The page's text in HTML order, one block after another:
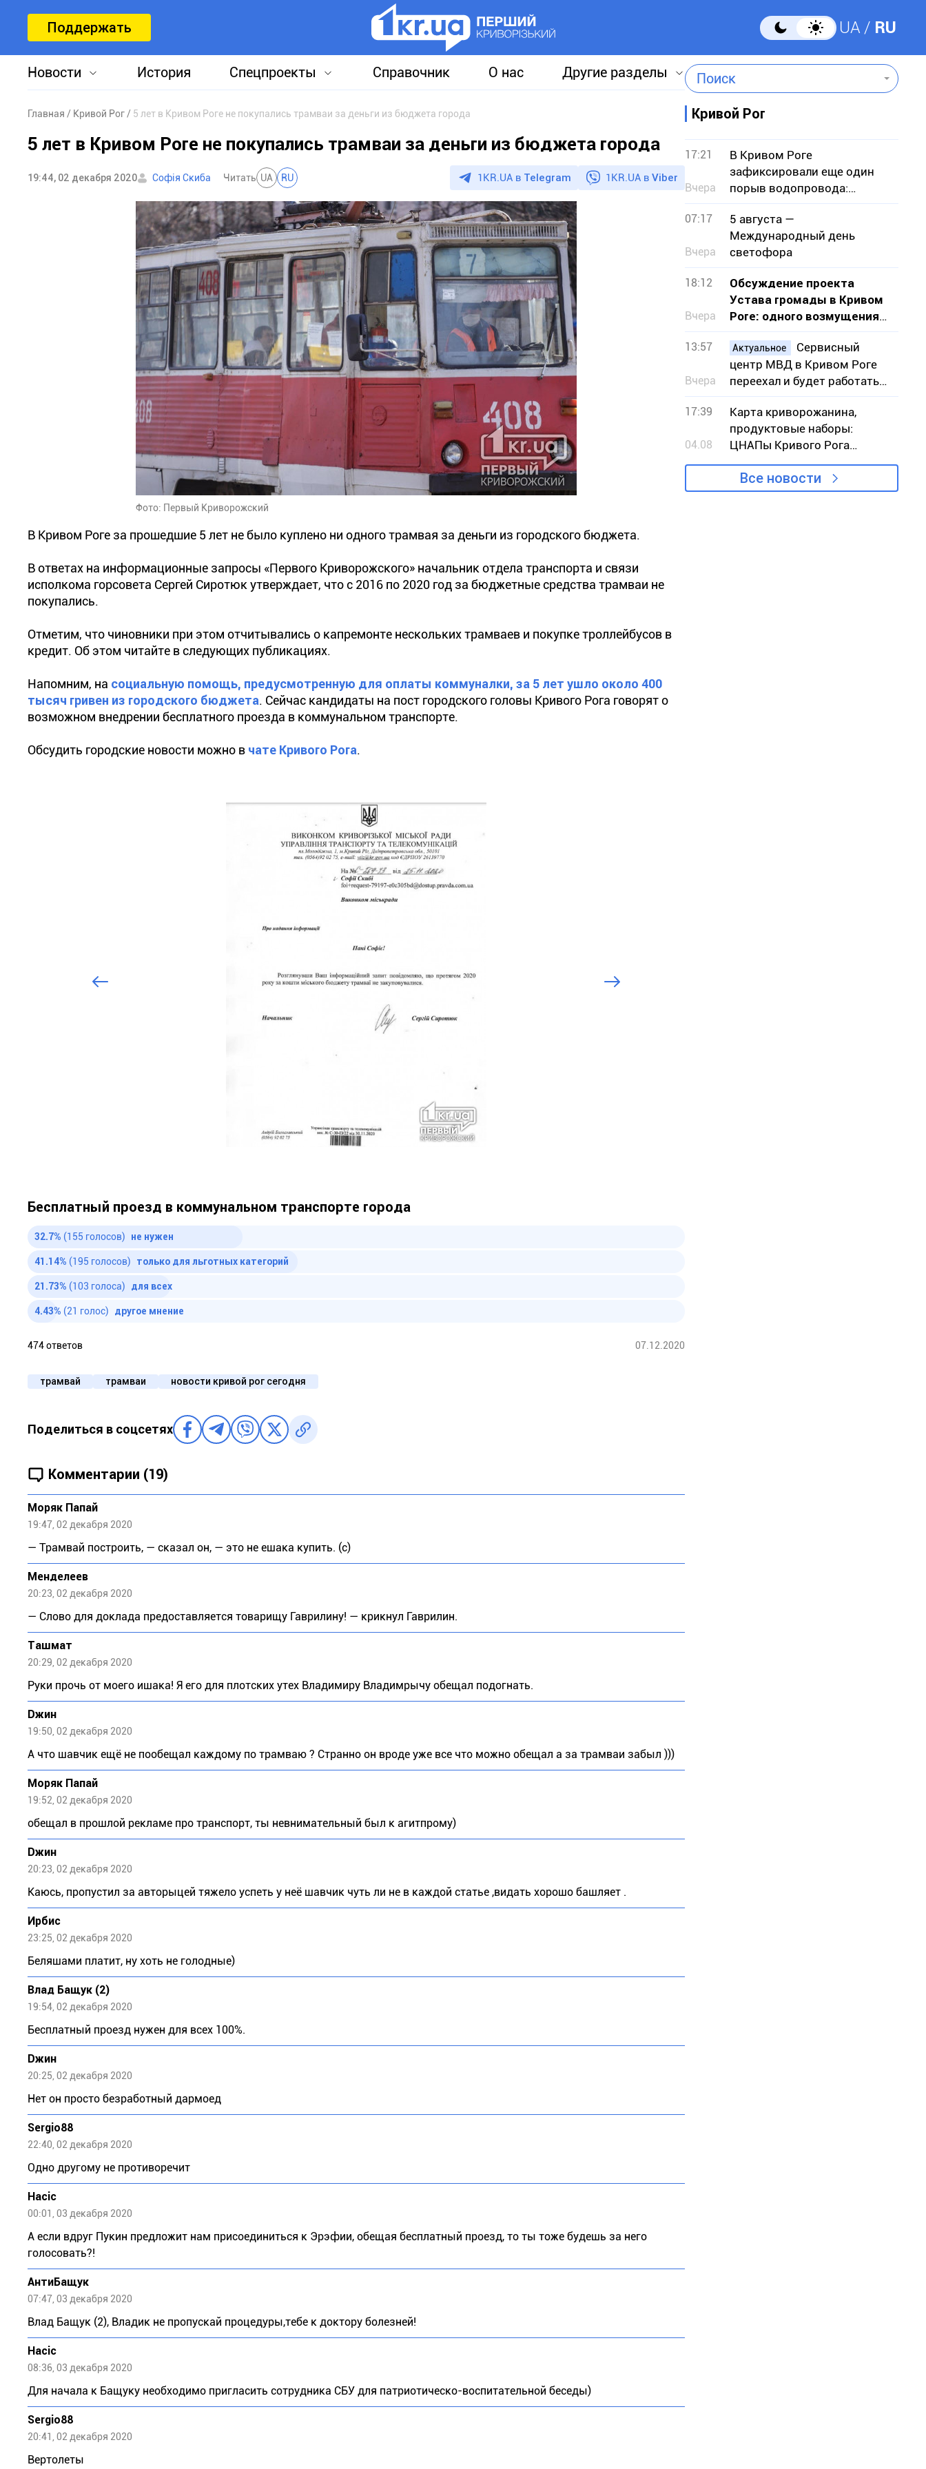
Поддержать UA RU
Новости История Спецпроекты Справочник О нас Другие разделы Поиск
Главная Кривой Рог 5 лет в Кривом Роге не покупались трамваи за деньги из бюджета города
5 лет в Кривом Роге не покупались трамваи за деньги из бюджета города
19:44, 02 декабря 2020 Софія Скиба Читать UA RU 1KR.UA в Telegram 1KR.UA в Viber
Фото: Первый Криворожский
В Кривом Роге за прошедшие 5 лет не было куплено ни одного трамвая за деньги из городского бюджета.
В ответах на информационные запросы «Первого Криворожского» начальник отдела транспорта и связи
исполкома горсовета Сергей Сиротюк утверждает, что с 2016 по 2020 год за бюджетные средства трамваи не
покупались.
Отметим, что чиновники при этом отчитывались о капремонте нескольких трамваев и покупке троллейбусов в
кредит. Об этом читайте в следующих публикациях.
Напомним, на социальную помощь, предусмотренную для оплаты коммуналки, за 5 лет ушло около 400
тысяч гривен из городского бюджета. Сейчас кандидаты на пост городского головы Кривого Рога говорят о
возможном внедрении бесплатного проезда в коммунальном транспорте.
Обсудить городские новости можно в чате Кривого Рога.
Бесплатный проезд в коммунальном транспорте города
32.7% (155 голосов) не нужен
41.14% (195 голосов) только для льготных категорий
21.73% (103 голоса) для всех
4.43% (21 голос) другое мнение
474 ответов 07.12.2020
трамвай трамваи новости кривой рог сегодня
Поделиться в соцсетях
Комментарии (19)
Моряк Папай
19:47, 02 декабря 2020
— Трамвай построить, — сказал он, — это не ешака купить. (с)
Meндeлeeв
20:23, 02 декабря 2020
— Слово для доклада предоставляется товарищу Гаврилину! — крикнул Гаврилин.
Ташмат
20:29, 02 декабря 2020
Руки прочь от моего ишака! Я его для плотских утех Владимиру Владимрычу обещал подогнать.
Dжин
19:50, 02 декабря 2020
А что шавчик ещё не пообещал каждому по трамваю ? Странно он вроде уже все что можно обещал а за трамваи забыл )))
Моряк Папай
19:52, 02 декабря 2020
обещал в прошлой рекламе про транспорт, ты невнимательный был к агитпрому)
Dжин
20:23, 02 декабря 2020
Каюсь, пропустил за авторыцей тяжело успеть у неё шавчик чуть ли не в каждой статье ,видать хорошо башляет .
Ирбис
23:25, 02 декабря 2020
Беляшами платит, ну хоть не голодные)
Влад Бащук (2)
19:54, 02 декабря 2020
Бесплатный проезд нужен для всех 100%.
Dжин
20:25, 02 декабря 2020
Нет он просто безработный дармоед
Sergio88
22:40, 02 декабря 2020
Одно другому не противоречит
Насіс
00:01, 03 декабря 2020
А если вдруг Пукин предложит нам присоединиться к Эрэфии, обещая бесплатный проезд, то ты тоже будешь за него
голосовать?!
АнтиБащук
07:47, 03 декабря 2020
Влад Бащук (2), Владик не пропускай процедуры,тебе к доктору болезней!
Насіс
08:36, 03 декабря 2020
Для начала к Бащуку необходимо пригласить сотрудника СБУ для патриотическо-воспитательной беседы)
Sergio88
20:41, 02 декабря 2020
Вертолеты
Кривой Рог
17:21
Вчера
В Кривом Роге
зафиксировали еще один
порыв водопровода:
подтопило земельные
участки
07:17
Вчера
5 августа —
Международный день
светофора
18:12
Вчера
Обсуждение проекта
Устава громады в Кривом
Роге: одного возмущения
мало, нужно действовать
13:57
Вчера
Актуальное
Сервисный
центр МВД в Кривом Роге
переехал и будет работать
во время воздушных тревог
– адрес
17:39
04.08
Карта криворожанина,
продуктовые наборы:
ЦНАПы Кривого Рога
назвали самые популярные
услуги июля
Все новости